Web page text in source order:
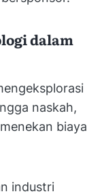
dalam
naskah,
biaya
industri